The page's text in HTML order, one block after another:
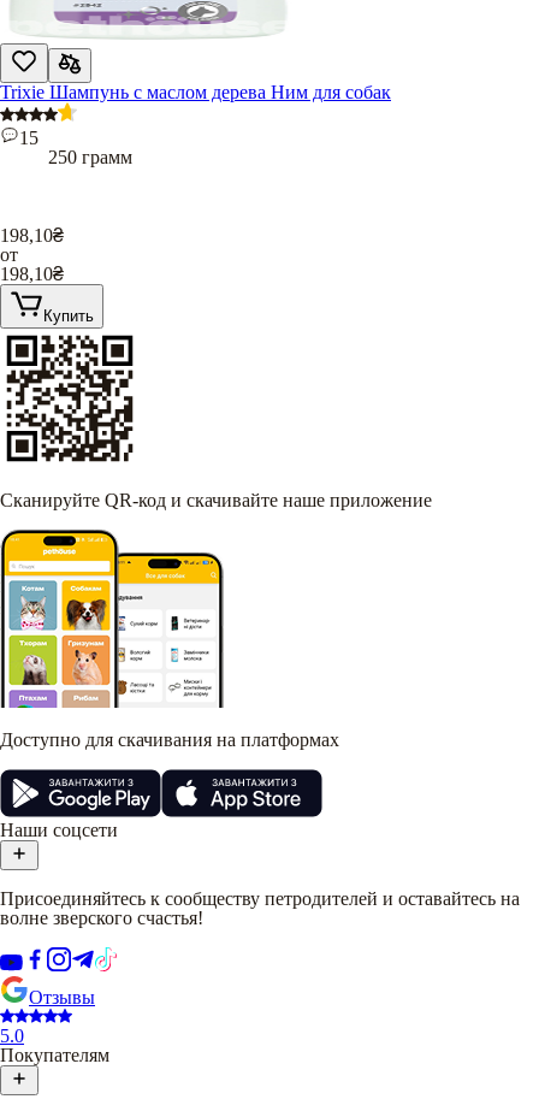
Trixie Шампунь с маслом дерева Ним для собак
15
250 грамм
198,10₴
от
198,10₴
Купить
Сканируйте QR-код и скачивайте наше приложение
Доступно для скачивания на платформах
Наши соцсети
Присоединяйтесь к сообществу петродителей и оставайтесь на
волне зверского счастья!
Отзывы
5.0
Покупателям